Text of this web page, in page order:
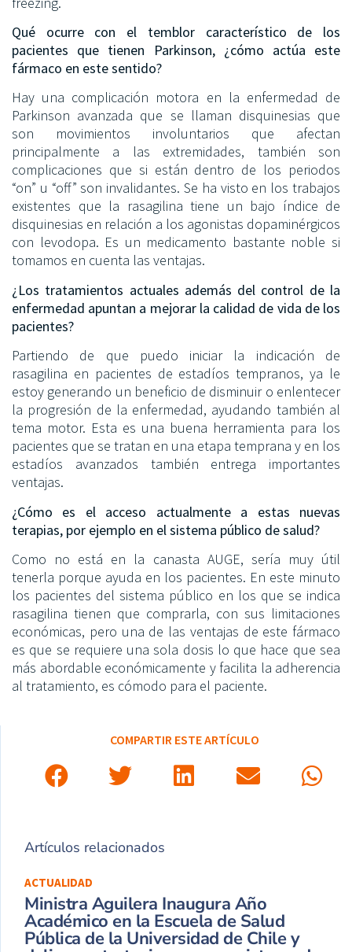
Qué ocurre con el temblor característico de los
pacientes que tienen Parkinson, ¿cómo actúa este
fármaco en este sentido?
Hay una complicación motora en la enfermedad de
Parkinson avanzada que se llaman disquinesias que
son movimientos involuntarios que afectan
principalmente a las extremidades, también son
complicaciones que si están dentro de los periodos
“on” u “off” son invalidantes. Se ha visto en los trabajos
existentes que la rasagilina tiene un bajo índice de
disquinesias en relación a los agonistas dopaminérgicos
con levodopa. Es un medicamento bastante noble si
tomamos en cuenta las ventajas.
¿Los tratamientos actuales además del control de la
enfermedad apuntan a mejorar la calidad de vida de los
pacientes?
Partiendo de que puedo iniciar la indicación de
rasagilina en pacientes de estadíos tempranos, ya le
estoy generando un beneficio de disminuir o enlentecer
la progresión de la enfermedad, ayudando también al
tema motor. Esta es una buena herramienta para los
pacientes que se tratan en una etapa temprana y en los
estadíos avanzados también entrega importantes
ventajas.
¿Cómo es el acceso actualmente a estas nuevas
terapias, por ejemplo en el sistema público de salud?
Como no está en la canasta AUGE, sería muy útil
tenerla porque ayuda en los pacientes. En este minuto
los pacientes del sistema público en los que se indica
rasagilina tienen que comprarla, con sus limitaciones
económicas, pero una de las ventajas de este fármaco
es que se requiere una sola dosis lo que hace que sea
más abordable económicamente y facilita la adherencia
al tratamiento, es cómodo para el paciente.
COMPARTIR ESTE ARTÍCULO
Artículos relacionados
ACTUALIDAD
Ministra Aguilera Inaugura Año
Académico en la Escuela de Salud
Pública de la Universidad de Chile y